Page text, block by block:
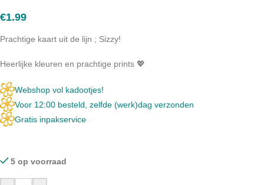
€1.99
Prachtige kaart uit de lijn ; Sizzy!
Heerlijke kleuren en prachtige prints 💖
Webshop vol kadootjes!
Voor 12:00 besteld, zelfde (werk)dag verzonden
Gratis inpakservice
5 op voorraad